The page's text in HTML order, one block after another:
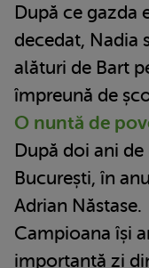
După ce gazda
decedat, Nadia
alături de Bart
împreună de
O nuntă de
După doi ani
București, în
Adrian Năstase.
Campioana își
importantă zi